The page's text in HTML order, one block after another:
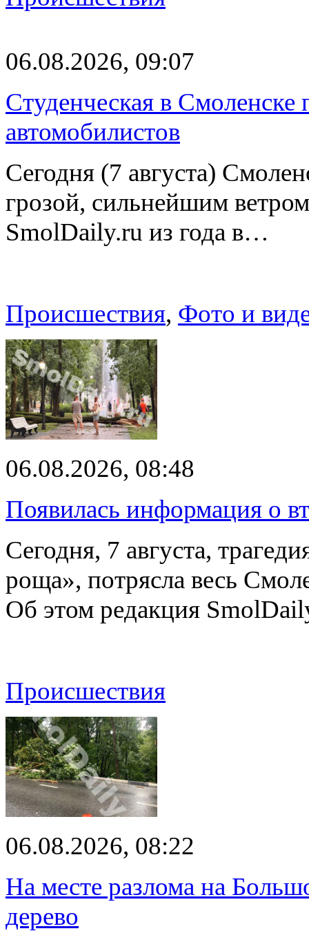
06.08.2026, 09:07
Студенческая в Смоленске
автомобилистов
Сегодня (7 августа)
грозой, сильнейшим
SmolDaily.ru из года в…
Происшествия, Фото и
06.08.2026, 08:48
Появилась информация о
Сегодня, 7 августа,
роща», потрясла весь
Об этом редакция
Происшествия
06.08.2026, 08:22
На месте разлома на
дерево